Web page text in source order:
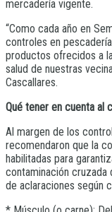
mercadería vigente.
“Como cada año en
controles en
productos ofrecidos a
salud de nuestras
Cascallares.
Qué tener en cuenta al
Al margen de los
recomendaron que la
habilitadas para
contaminación cruzada
de aclaraciones según